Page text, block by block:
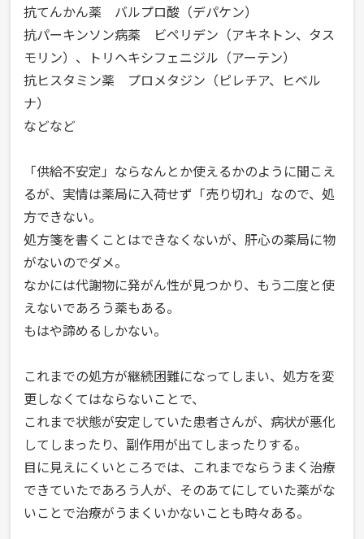
ド
ウ
は
ス
イ
＞
話。
抗てんかん薬 バルプロ酸（デパケン）
抗パーキンソン病薬 ビペリデン（アキネトン、タス
モリン）、トリヘキシフェニジル（アーテン）
抗ヒスタミン薬 プロメタジン（ピレチア、ヒベル
ナ）
などなど
「供給不安定」ならなんとか使えるかのように聞こえ
るが、実情は薬局に入荷せず「売り切れ」なので、処
方できない。
処方箋を書くことはできなくないが、肝心の薬局に物
がないのでダメ。
なかには代謝物に発がん性が見つかり、もう二度と使
えないであろう薬もある。
もはや諦めるしかない。
これまでの処方が継続困難になってしまい、処方を変
更しなくてはならないことで、
これまで状態が安定していた患者さんが、病状が悪化
してしまったり、副作用が出てしまったりする。
目に見えにくいところでは、これまでならうまく治療
できていたであろう人が、そのあてにしていた薬がな
いことで治療がうまくいかないことも時々ある。